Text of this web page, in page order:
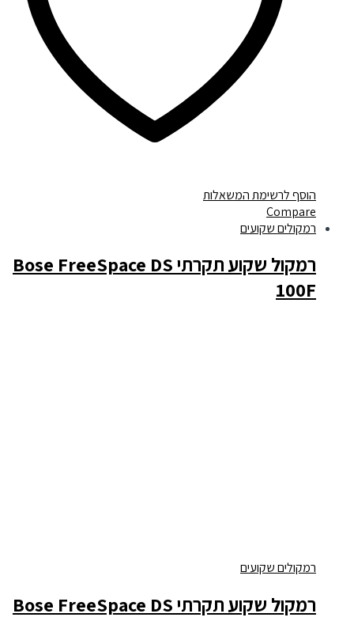
הוסף לרשימת המשאלות
Compare
רמקולים שקועים
רמקול שקוע תקרתי Bose FreeSpace DS
100F
רמקולים שקועים
רמקול שקוע תקרתי Bose FreeSpace DS